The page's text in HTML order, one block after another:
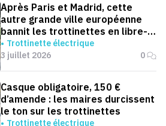
Après Paris et Madrid, cette
autre grande ville européenne
bannit les trottinettes en libre-
service
Trottinette électrique
3 juillet 2026
0
Casque obligatoire, 150 €
d’amende : les maires durcissent
le ton sur les trottinettes
Trottinette électrique